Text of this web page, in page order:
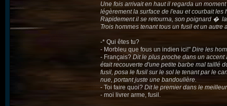
Une fois arrivait en haut il regarda un
légèrement la surface de l'eau et courbait les
Rapidement il se retourna, son poignard �
Trois hommes tenant tous un fusil et un autre
-* Qui êtes tu?
- Morbleu que fous un indien ici!" Dire les
- Français? Dit le plus proche dans un
était recouverte d'une petite barbe mal taillé
fusil, posa le fusil sur le sol le tenant par le
nue, portant juste une bandoulière.
- Toi faire quoi? Dit le premier dans le
- moi livrer arme, fusil.